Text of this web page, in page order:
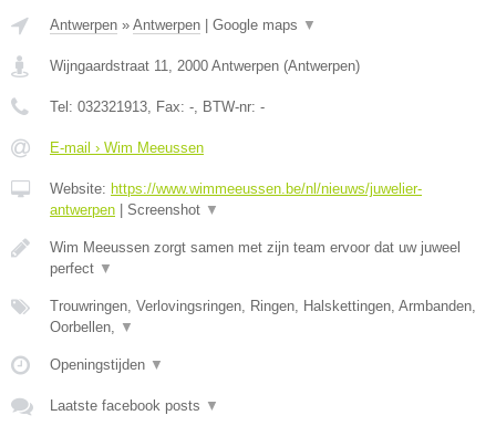
Antwerpen » Antwerpen | Google maps ▼
Wijngaardstraat 11 2000 Antwerpen (Antwerpen)
Tel: 032321913 , Fax: - , BTW-nr: -
E-mail › Wim Meeussen
Website: https://www.wimmeeussen.be/nl/nieuws/juwelier-
antwerpen | Screenshot ▼
Wim Meeussen zorgt samen met zijn team ervoor dat uw juweel
perfect ▼
Trouwringen, Verlovingsringen, Ringen, Halskettingen, Armbanden,
Oorbellen,
▼
Openingstijden ▼
Laatste facebook posts ▼